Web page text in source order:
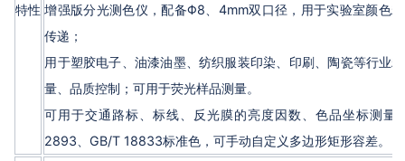
特性 增强版分光测色仪，配备Φ8、4mm双口径，用于实验室颜色
传递；
用于塑胶电子、油漆油墨、纺织服装印染、印刷、陶瓷等行业
量、品质控制；可用于荧光样品测量。
可用于交通路标、标线、反光膜的亮度因数、色品坐标测量
2893、GB/T 18833标准色，可手动自定义多边形矩形容差。